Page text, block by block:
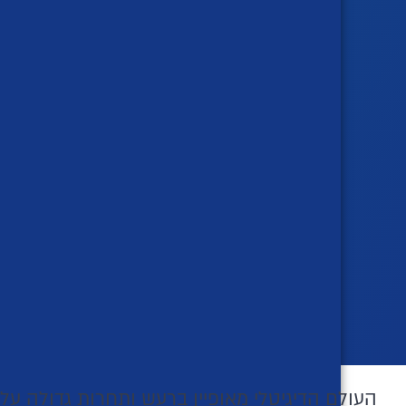
העולם הדיגיטלי מאופיין ברעש ותחרות